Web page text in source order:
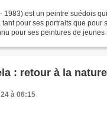
1983) est un peintre suédois
pour ses portraits que pour
pour ses peintures de
: retour à la nature
à 06:15